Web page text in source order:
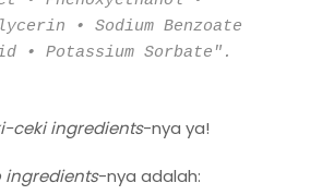
• Sodium Benzoate
• Potassium Sorbate".
ceki ingredients-nya ya!
ingredients-nya adalah: